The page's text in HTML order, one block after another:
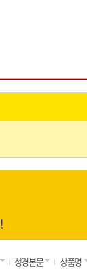
성경본문 상품명